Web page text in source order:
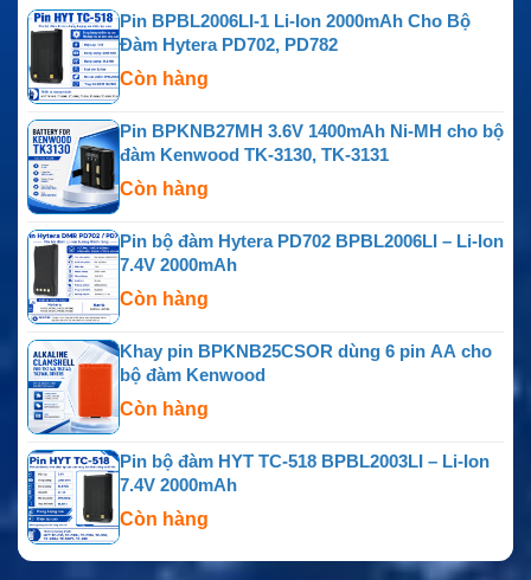
Pin BPBL2006LI-1 Li-Ion 2000mAh Cho Bộ
Đàm Hytera PD702, PD782
Còn hàng
Pin BPKNB27MH 3.6V 1400mAh Ni-MH cho bộ
đàm Kenwood TK-3130, TK-3131
Còn hàng
Pin bộ đàm Hytera PD702 BPBL2006LI – Li-Ion
7.4V 2000mAh
Còn hàng
Khay pin BPKNB25CSOR dùng 6 pin AA cho
bộ đàm Kenwood
Còn hàng
Pin bộ đàm HYT TC-518 BPBL2003LI – Li-Ion
7.4V 2000mAh
Còn hàng